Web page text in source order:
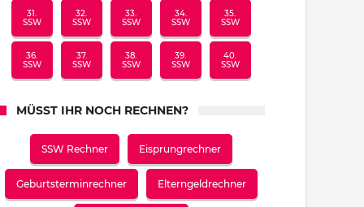
31.
SSW
32.
SSW
33.
SSW
34.
SSW
35.
SSW
36.
SSW
37.
SSW
38.
SSW
39.
SSW
40.
SSW
MÜSST IHR NOCH RECHNEN?
SSW Rechner Eisprungrechner
Geburtsterminrechner Elterngeldrechner